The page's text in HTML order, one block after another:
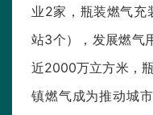
业2家，瓶装燃气充
站3个），发展燃气
近2000万立方米，
镇燃气成为推动城